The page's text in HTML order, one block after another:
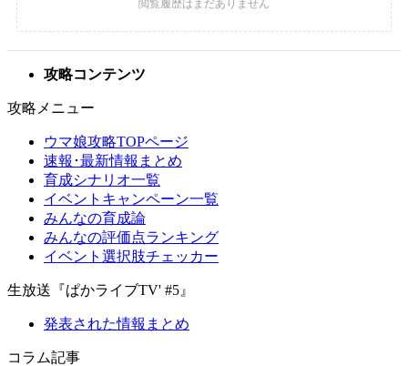
攻略コンテンツ
攻略メニュー
ウマ娘攻略TOPページ
速報･最新情報まとめ
育成シナリオ一覧
イベントキャンペーン一覧
みんなの育成論
みんなの評価点ランキング
イベント選択肢チェッカー
生放送『ぱかライブTV' #5』
発表された情報まとめ
コラム記事